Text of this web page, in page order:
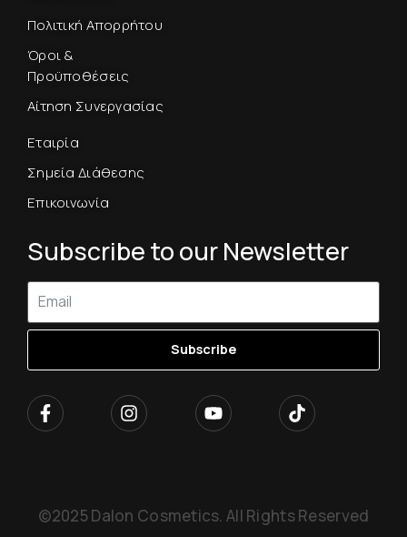
Πολιτική Απορρήτου
Όροι &
Προϋποθέσεις
Αίτηση Συνεργασίας
Εταιρία
Σημεία Διάθεσης
Επικοινωνία
Subscribe to our Newsletter
Subscribe
©2025 Dalon Cosmetics. All Rights Reserved